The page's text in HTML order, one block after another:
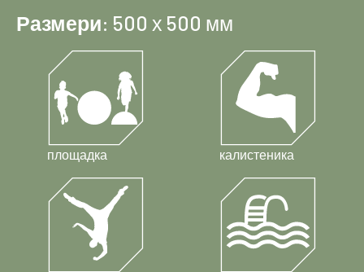
Размери: 500 х 500 мм
площадка калистеника